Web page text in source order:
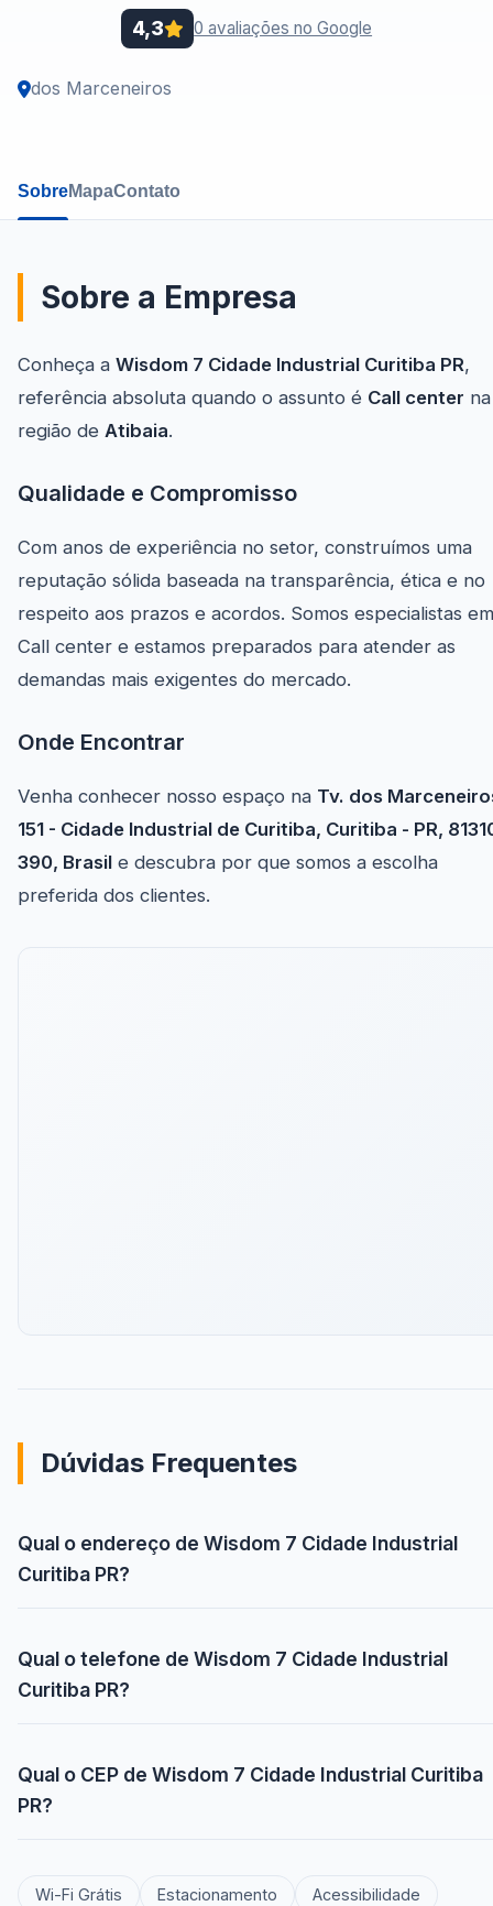
4,3 0 avaliações no Google
dos Marceneiros
SobreMapaContato
Sobre a Empresa
Conheça a Wisdom 7 Cidade Industrial Curitiba PR,
referência absoluta quando o assunto é Call center na
região de Atibaia.
Qualidade e Compromisso
Com anos de experiência no setor, construímos uma
reputação sólida baseada na transparência, ética e no
respeito aos prazos e acordos. Somos especialistas em
Call center e estamos preparados para atender as
demandas mais exigentes do mercado.
Onde Encontrar
Venha conhecer nosso espaço na Tv. dos
151 - Cidade Industrial de Curitiba, Curitiba - PR,
390, Brasil e descubra por que somos a escolha
preferida dos clientes.
Dúvidas Frequentes
Qual o endereço de Wisdom 7 Cidade Industrial
Curitiba PR?
Qual o telefone de Wisdom 7 Cidade Industrial
Curitiba PR?
Qual o CEP de Wisdom 7 Cidade Industrial Curitiba
PR?
Wi-Fi Grátis Estacionamento Acessibilidade